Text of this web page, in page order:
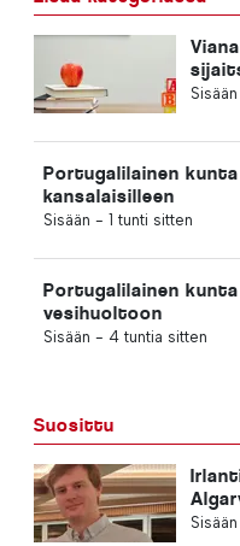
Portugalilainen
kansalaisilleen
Sisään - 1 tunti sitten
Portugalilainen
vesihuoltoon
Sisään - 4 tuntia sitten
Suosittu